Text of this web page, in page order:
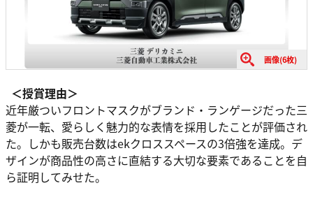
画像(6枚)
＜授賞理由＞
近年厳ついフロントマスクがブランド・ランゲージだった三
菱が⼀転、愛らしく魅⼒的な表情を採⽤したことが評価され
た。しかも販売台数はekクロススペースの3倍強を達成。デ
ザインが商品性の⾼さに直結する⼤切な要素であることを⾃
ら証明してみせた。